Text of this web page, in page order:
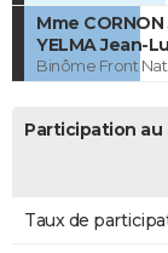
Mme
YELMA Jean-
Binôme Front
Participation au
Taux de